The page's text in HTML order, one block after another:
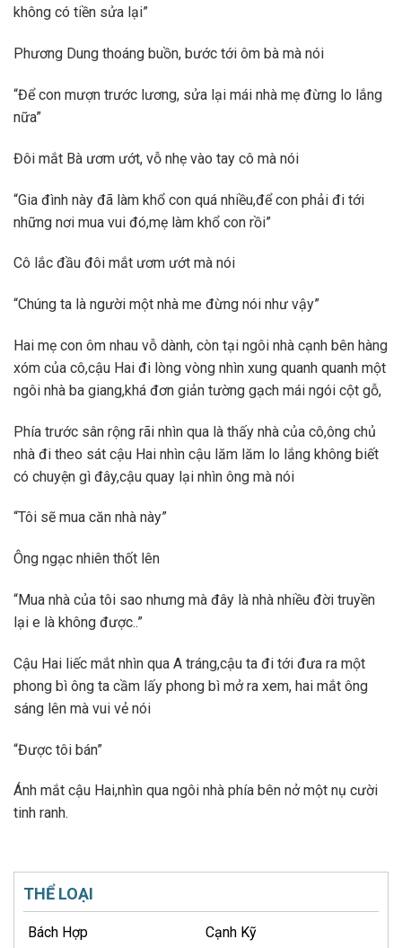
không có tiền sửa lại”
Phương Dung thoáng buồn, bước tới ôm bà mà nói
“Để con mượn trước lương, sửa lại mái nhà mẹ đừng lo lắng
nữa”
Đôi mắt Bà ươm ướt, vỗ nhẹ vào tay cô mà nói
“Gia đình này đã làm khổ con quá nhiều,để con phải đi tới
những nơi mua vui đó,mẹ làm khổ con rồi”
Cô lắc đầu đôi mắt ươm ướt mà nói
“Chúng ta là người một nhà me đừng nói như vậy”
Hai mẹ con ôm nhau vỗ dành, còn tại ngôi nhà cạnh bên hàng
xóm của cô,cậu Hai đi lòng vòng nhìn xung quanh quanh một
ngôi nhà ba giang,khá đơn giản tường gạch mái ngói cột gỗ,
Phía trước sân rộng rãi nhìn qua là thấy nhà của cô,ông chủ
nhà đi theo sát cậu Hai nhìn cậu lăm lăm lo lắng không biết
có chuyện gì đây,cậu quay lại nhìn ông mà nói
“Tôi sẽ mua căn nhà này”
Ông ngạc nhiên thốt lên
“Mua nhà của tôi sao nhưng mà đây là nhà nhiều đời truyền
lại e là không được..”
Cậu Hai liếc mắt nhìn qua A tráng,cậu ta đi tới đưa ra một
phong bì ông ta cầm lấy phong bì mở ra xem, hai mắt ông
sáng lên mà vui vẻ nói
“Được tôi bán”
Ánh mắt cậu Hai,nhìn qua ngôi nhà phía bên nở một nụ cười
tinh ranh.
THỂ LOẠI
Bách Hợp Cạnh Kỹ